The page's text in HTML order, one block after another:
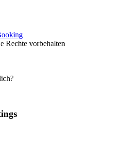
Rechte vorbehalten